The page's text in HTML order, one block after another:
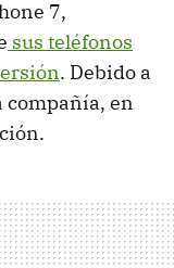
7,
sus teléfonos
. Debido a
compañía, en